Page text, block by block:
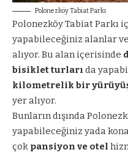
Polonezköy Tabiat Parkı
Polonezköy Tabiat
yapabileceğiniz alanlar
alıyor. Bu alan içerisinde
bisiklet turları da
kilometrelik bir
yer alıyor.
Bunların dışında
yapabileceğiniz yada
çok pansiyon ve otel